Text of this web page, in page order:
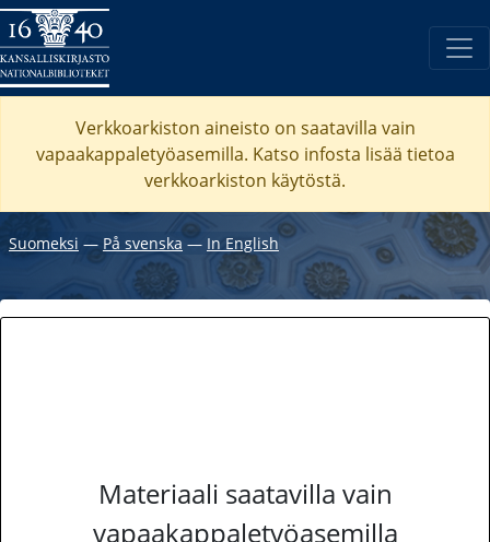
Verkkoarkiston aineisto on saatavilla vain
vapaakappaletyöasemilla. Katso infosta lisää tietoa
verkkoarkiston käytöstä.
Suomeksi ― På svenska― In English
Materiaali saatavilla vain
vapaakappaletyöasemilla